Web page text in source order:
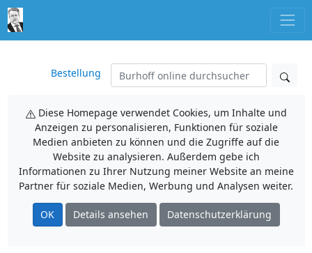
Bestellung
Diese Homepage verwendet Cookies, um Inhalte und
Anzeigen zu personalisieren, Funktionen für soziale
Medien anbieten zu können und die Zugriffe auf die
Website zu analysieren. Außerdem gebe ich
Informationen zu Ihrer Nutzung meiner Website an meine
Partner für soziale Medien, Werbung und Analysen weiter.
OK Details ansehen Datenschutzerklärung